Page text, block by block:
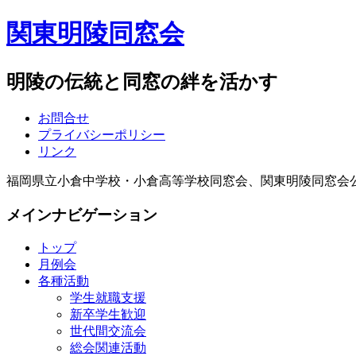
関東明陵同窓会
明陵の伝統と同窓の絆を活かす
お問合せ
プライバシーポリシー
リンク
福岡県立小倉中学校・小倉高等学校同窓会、関東明陵同窓会
メインナビゲーション
トップ
月例会
各種活動
学生就職支援
新卒学生歓迎
世代間交流会
総会関連活動